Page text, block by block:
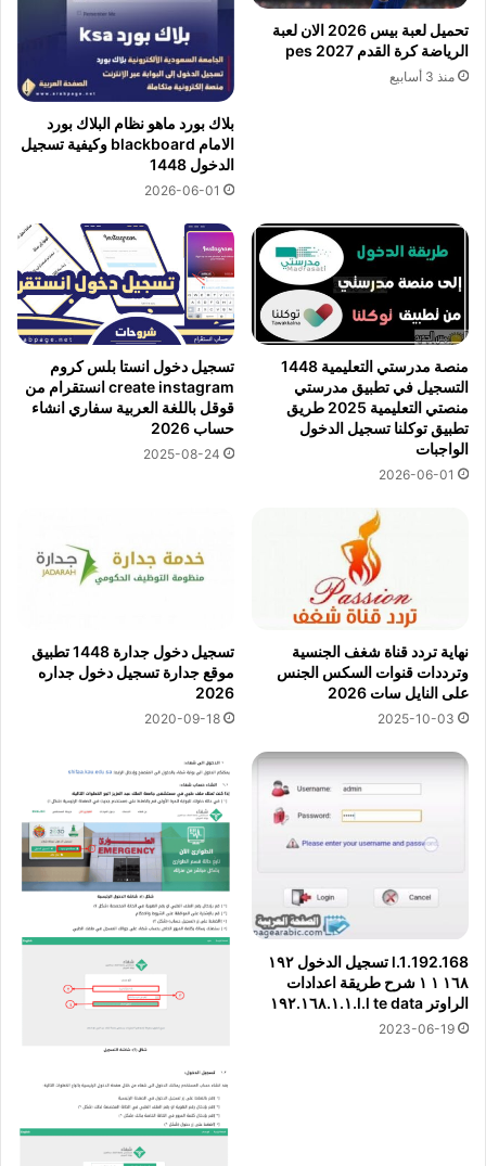
تحميل لعبة بيس 2026 الان لعبة
الرياضة كرة القدم pes 2027
منذ 3 أسابيع
بلاك بورد ماهو نظام البلاك بورد
الامام blackboard وكيفية تسجيل
الدخول 1448
2026-06-01
منصة مدرستي التعليمية 1448
التسجيل في تطبيق مدرستي
منصتي التعليمية 2025 طريق
تطبيق توكلنا تسجيل الدخول
الواجبات
2026-06-01
تسجيل دخول انستا بلس كروم
create instagram انستقرام من
قوقل باللغة العربية سفاري انشاء
حساب 2026
2025-08-24
نهاية تردد قناة شغف الجنسية
وترددات قنوات السكس الجنس
على النايل سات 2026
2025-10-03
تسجيل دخول جدارة 1448 تطبيق
موقع جدارة تسجيل دخول جداره
2026
2020-09-18
192.168.l.1 تسجيل الدخول ١٩٢
١٦٨ ١ ١ شرح طريقة اعدادات
الراوتر l.l te data.١٩٢.١٦٨.١.١
2023-06-19